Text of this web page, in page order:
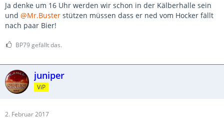
Ja denke um 16 Uhr werden wir schon in der Kälberhalle sein
und @Mr.Buster stützen müssen dass er ned vom Hocker fällt
nach paar Bier!
BP79 gefällt das.
juniper
ViP
2. Februar 2017